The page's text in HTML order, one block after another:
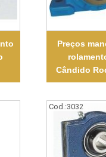
Preços
Cândido
Cod.:3032